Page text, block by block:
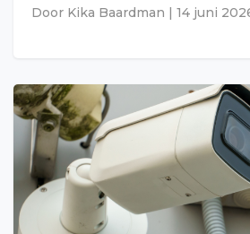
Door Kika Baardman | 14 juni